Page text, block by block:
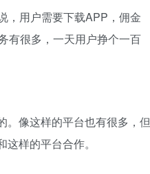
，用户需要下载APP，佣金
有很多，一天用户挣个一百
。像这样的平台也有很多，但
样的平台合作。